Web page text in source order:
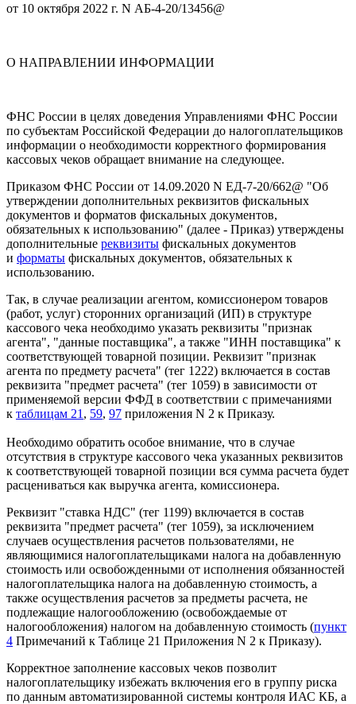
от 10 октября 2022 г. N АБ-4-20/13456@
О НАПРАВЛЕНИИ ИНФОРМАЦИИ
ФНС России в целях доведения Управлениями ФНС России
по субъектам Российской Федерации до налогоплательщиков
информации о необходимости корректного формирования
кассовых чеков обращает внимание на следующее.
Приказом ФНС России от 14.09.2020 N ЕД-7-20/662@ "Об
утверждении дополнительных реквизитов фискальных
документов и форматов фискальных документов,
обязательных к использованию" (далее - Приказ) утверждены
дополнительные реквизиты фискальных документов
и форматы фискальных документов, обязательных к
использованию.
Так, в случае реализации агентом, комиссионером товаров
(работ, услуг) сторонних организаций (ИП) в структуре
кассового чека необходимо указать реквизиты "признак
агента", "данные поставщика", а также "ИНН поставщика" к
соответствующей товарной позиции. Реквизит "признак
агента по предмету расчета" (тег 1222) включается в состав
реквизита "предмет расчета" (тег 1059) в зависимости от
применяемой версии ФФД в соответствии с примечаниями
к таблицам 21 , 59, 97 приложения N 2 к Приказу.
Необходимо обратить особое внимание, что в случае
отсутствия в структуре кассового чека указанных реквизитов
к соответствующей товарной позиции вся сумма расчета будет
расцениваться как выручка агента, комиссионера.
Реквизит "ставка НДС" (тег 1199) включается в состав
реквизита "предмет расчета" (тег 1059), за исключением
случаев осуществления расчетов пользователями, не
являющимися налогоплательщиками налога на добавленную
стоимость или освобожденными от исполнения обязанностей
налогоплательщика налога на добавленную стоимость, а
также осуществления расчетов за предметы расчета, не
подлежащие налогообложению (освобождаемые от
налогообложения) налогом на добавленную стоимость (пункт
4 Примечаний к Таблице 21 Приложения N 2 к Приказу).
Корректное заполнение кассовых чеков позволит
налогоплательщику избежать включения его в группу риска
по данным автоматизированной системы контроля ИАС КБ, а